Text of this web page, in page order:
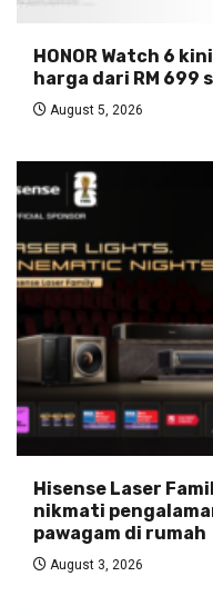
HONOR Watch 6
harga dari RM 699
August 5, 2026
Hisense Laser
nikmati
pawagam di rumah
August 3, 2026